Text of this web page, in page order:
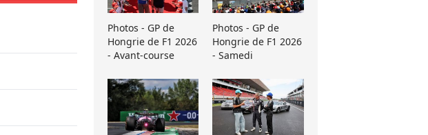
Photos - GP de
Hongrie de F1 2026
- Avant-course
Photos - GP de
Hongrie de F1 2026
- Samedi